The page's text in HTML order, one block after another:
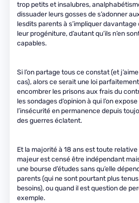
trop petits et insalubres,
dissuader leurs gosses de s’adonner
lesdits parents à s’impliquer davantage
leur progéniture, d’autant qu’ils n’en
capables.
Si l’on partage tous ce constat (et
cas), alors ce serait une loi
encombrer les prisons aux frais du
les sondages d’opinion à qui l’on
l’insécurité en permanence depuis
des guerres éclatent.
Et la majorité à 18 ans est toute
majeur est censé être indépendant
une bourse d’études sans qu’elle
parents (qui ne sont pourtant plus
besoins), ou quand il est question de
exemple.